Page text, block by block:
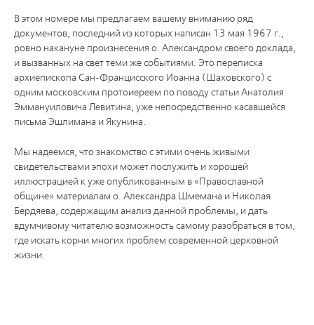
В этом номере мы предлагаем вашему вниманию ряд
документов, последний из которых написан 13 мая 1967 г.,
ровно накануне произнесения о. Александром своего доклада,
и вызванных на свет теми же событиями. Это переписка
архиепископа Сан-Францисского Иоанна (Шаховского) с
одним московским протоиереем по поводу статьи Анатолия
Эммануиловича Левитина, уже непосредственно касавшейся
письма Эшлимана и Якунина.
Мы надеемся, что знакомство с этими очень живыми
свидетельствами эпохи может послужить и хорошей
иллюстрацией к уже опубликованным в «Православной
общине» материалам о. Александра Шмемана и Николая
Бердяева, содержащим анализ данной проблемы, и дать
вдумчивому читателю возможность самому разобраться в том,
где искать корни многих проблем современной церковной
жизни.